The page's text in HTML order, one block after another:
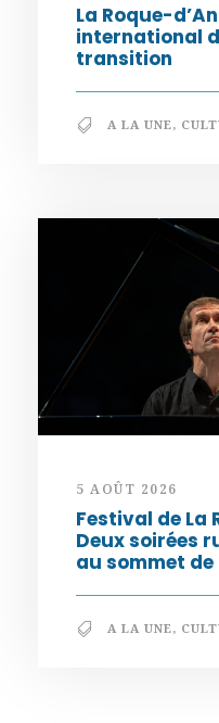
La Roque-
international
transition
A LA UNE,
5 AOÛT 2026
Festival de La
Deux soirées
au sommet
A LA UNE,